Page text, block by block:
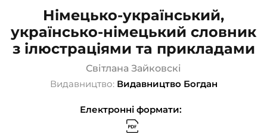
Німецько-український,
українсько-німецький словник
з ілюстраціями та прикладами
Світлана Зайковскі
Видавництво: Видавництво Богдан
Електронні формати: